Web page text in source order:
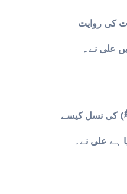
علی نے۔
ہے علی نے۔